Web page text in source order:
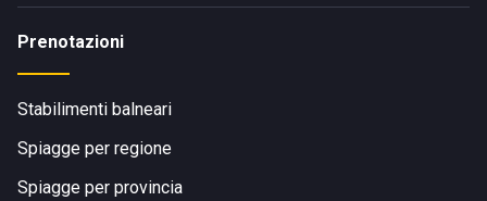
Prenotazioni
Stabilimenti balneari
Spiagge per regione
Spiagge per provincia